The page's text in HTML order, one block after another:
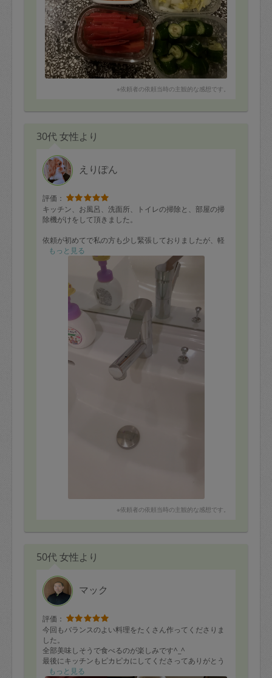
※依頼者の依頼当時の主観的な感想です。
30代 女性より
えりぽん
評価：
キッチン、お風呂、洗面所、トイレの掃除と、部屋の掃
除機がけをして頂きました。
依頼が初めてで私の方も少し緊張しておりましたが、軽
く依頼内容をお伝えするだけでテキパキと慣れた様子で
作業して下さりとても助かりました。
お願いしていたガスコンロ等もピカピカにして下さり、
細かく言っていなかった冷蔵庫の扉などもピカピカにし
て下さいました。
新築なのに仕事が忙しくなかなか掃除出来ず気になって
いましたが、また以前のようにピッカピカにして頂いて
とても嬉しいです。
遠くまでありがとうございました。
またよろしければお願いします^ ^
もっと見る
※依頼者の依頼当時の主観的な感想です。
50代 女性より
マック
評価：
今回もバランスのよい料理をたくさん作ってくださりま
した。
全部美味しそうで食べるのが楽しみです^_^
最後にキッチンもピカピカにしてくださってありがとう
ございます?
もっと見る